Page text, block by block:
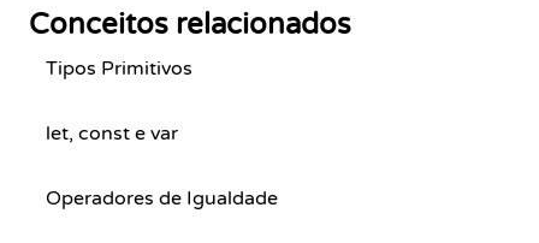
Conceitos relacionados
Tipos Primitivos
let, const e var
Operadores de Igualdade